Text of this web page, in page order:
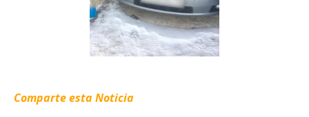
Comparte esta Noticia